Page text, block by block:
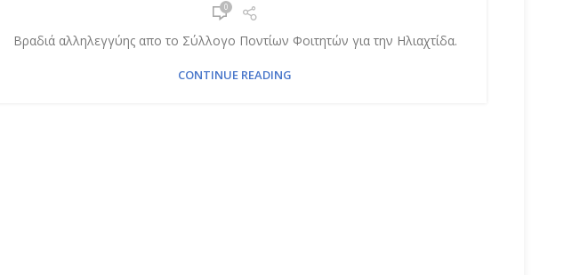
0
Βραδιά αλληλεγγύης απο το Σύλλογο Ποντίων Φοιτητών για την Ηλιαχτίδα.
CONTINUE READING